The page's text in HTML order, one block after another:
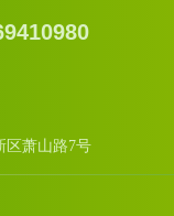
区萧山路7号